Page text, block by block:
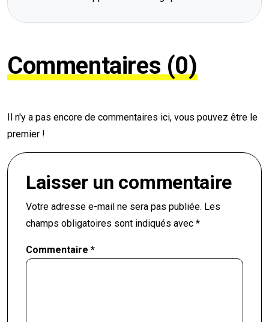
Commentaires (0)
Il n'y a pas encore de commentaires ici, vous pouvez être le
premier !
Laisser un commentaire
Votre adresse e-mail ne sera pas publiée. Les
champs obligatoires sont indiqués avec *
Commentaire *